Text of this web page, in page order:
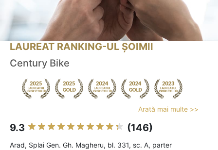
LAUREAT RANKING-UL ȘOIMII
Century Bike
Arată mai multe >>
9.3 (146)
Arad, Splai Gen. Gh. Magheru, bl. 331, sc. A, parter